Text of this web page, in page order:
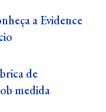
a Evidence
de
medida